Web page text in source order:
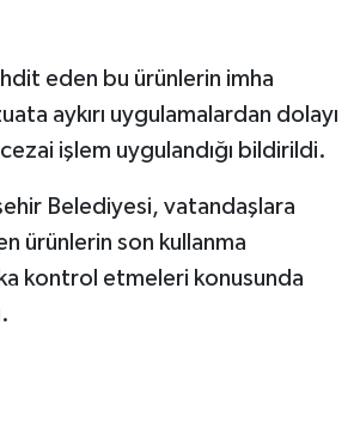
eden bu ürünlerin imha
aykırı uygulamalardan dolayı
işlem uygulandığı bildirildi.
Belediyesi, vatandaşlara
ürünlerin son kullanma
kontrol etmeleri konusunda